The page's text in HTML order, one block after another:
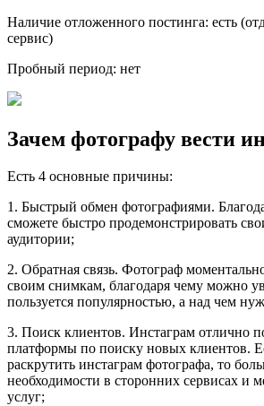
Наличие отложенного постинга: есть
сервис)
Пробный период: нет
Зачем фотографу вести
Есть 4 основные причины:
1. Быстрый обмен фотографиями.
сможете быстро продемонстрировать
аудитории;
2. Обратная связь. Фотограф
своим снимкам, благодаря чему можно
пользуется популярностью, а над чем
3. Поиск клиентов. Инстаграм отлично
платформы по поиску новых клиентов.
раскрутить инстаграм фотографа, то
необходимости в сторонних сервисах и
услуг;